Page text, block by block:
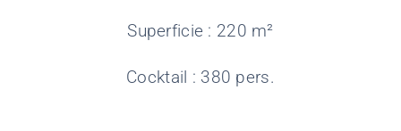
Superficie : 220 m²
Cocktail : 380 pers.